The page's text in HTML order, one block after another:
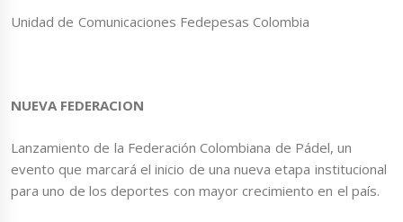
Unidad de Comunicaciones Fedepesas Colombia
NUEVA FEDERACION
Lanzamiento de la Federación Colombiana de Pádel, un
evento que marcará el inicio de una nueva etapa institucional
para uno de los deportes con mayor crecimiento en el país.